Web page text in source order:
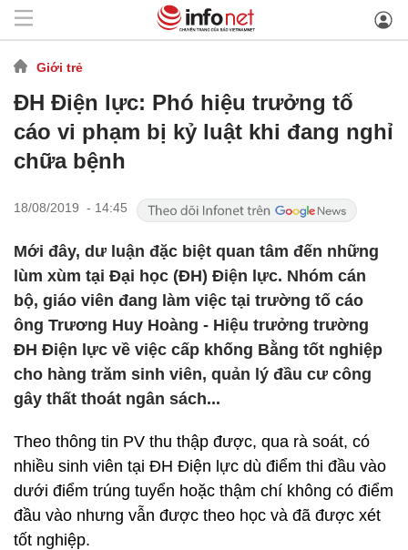
Giới trẻ
ĐH Điện lực: Phó hiệu trưởng tố
cáo vi phạm bị kỷ luật khi đang nghỉ
chữa bệnh
18/08/2019 - 14:45
Mới đây, dư luận đặc biệt quan tâm đến những
lùm xùm tại Đại học (ĐH) Điện lực. Nhóm cán
bộ, giáo viên đang làm việc tại trường tố cáo
ông Trương Huy Hoàng - Hiệu trưởng trường
ĐH Điện lực về việc cấp khống Bằng tốt nghiệp
cho hàng trăm sinh viên, quản lý đầu cư công
gây thất thoát ngân sách...
Theo thông tin PV thu thập được, qua rà soát, có
nhiều sinh viên tại ĐH Điện lực dù điểm thi đầu vào
dưới điểm trúng tuyển hoặc thậm chí không có điểm
đầu vào nhưng vẫn được theo học và đã được xét
tốt nghiệp.